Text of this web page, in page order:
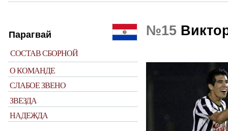
Парагвай
СОСТАВ СБОРНОЙ
О КОМАНДЕ
СЛАБОЕ ЗВЕНО
ЗВЕЗДА
НАДЕЖДА
№15